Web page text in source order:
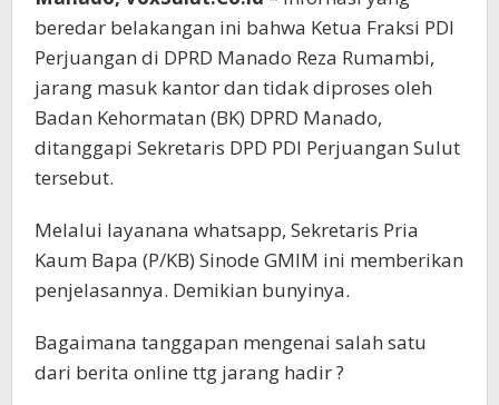
beredar belakangan ini bahwa Ketua Fraksi PDI
Perjuangan di DPRD Manado Reza Rumambi,
jarang masuk kantor dan tidak diproses oleh
Badan Kehormatan (BK) DPRD Manado,
ditanggapi Sekretaris DPD PDI Perjuangan Sulut
tersebut.
Melalui layanana whatsapp, Sekretaris Pria
Kaum Bapa (P/KB) Sinode GMIM ini memberikan
penjelasannya. Demikian bunyinya.
Bagaimana tanggapan mengenai salah satu
dari berita online ttg jarang hadir ?